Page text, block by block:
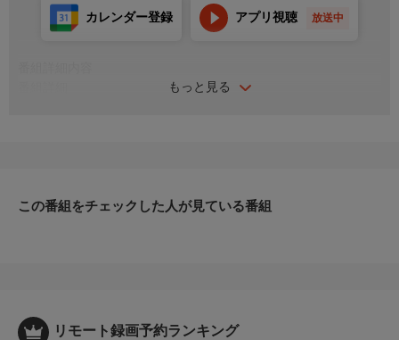
もっと見る
カレンダー登録 アプリ視聴 放送中
井家と老中・田沼意次（小沢栄太郎）の隠し子・三冬の縁組みが
この番組をチェックした人が見ている番組
リモート録画予約ランキング